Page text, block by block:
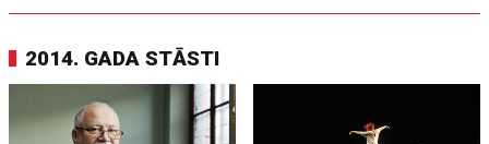
2014. GADA STĀSTI